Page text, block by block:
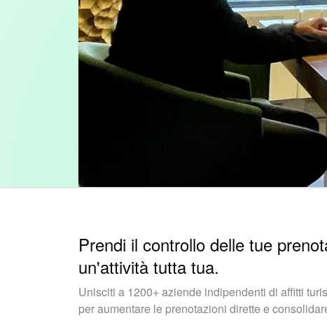
Prendi il controllo delle tue
un'attività tutta tua.
Unisciti a 1200+ aziende indipendenti di affitti
per aumentare le prenotazioni dirette e